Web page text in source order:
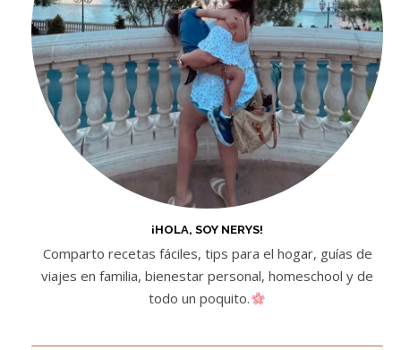
¡HOLA, SOY NERYS!
Comparto recetas fáciles, tips para el hogar, guías de
viajes en familia, bienestar personal, homeschool y de
todo un poquito.